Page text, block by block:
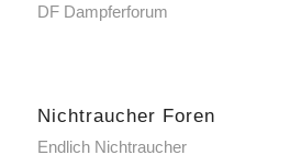
DF Dampferforum
Nichtraucher Foren
Endlich Nichtraucher